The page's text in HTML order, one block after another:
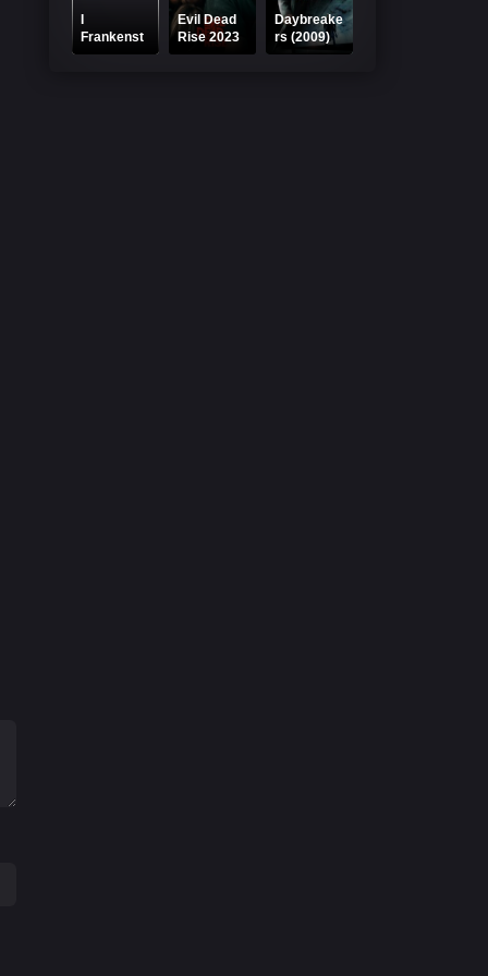
Frankenst
ein 2014
Evil Dead
Rise 2023
Online
Daybreake
rs (2009)
Online